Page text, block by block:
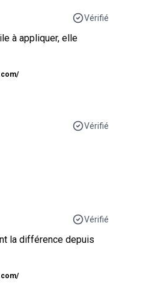
Vérifié
à appliquer, elle
Vérifié
Vérifié
la différence depuis